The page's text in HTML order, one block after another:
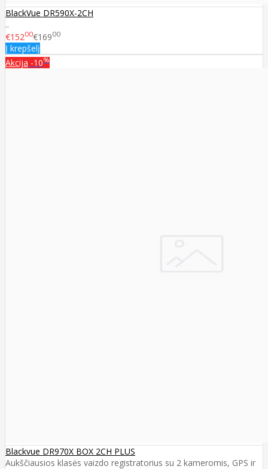
BlackVue DR590X-2CH
..
€15200€16900
Į krepšelį
Akcija -10%
Blackvue DR970X BOX 2CH PLUS
Aukščiausios klasės vaizdo registratorius su 2 kameromis, GPS ir